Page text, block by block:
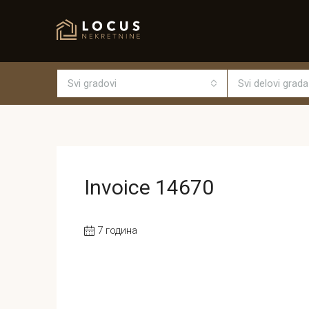
Svi gradovi Svi delovi grada
Invoice 14670
7 година